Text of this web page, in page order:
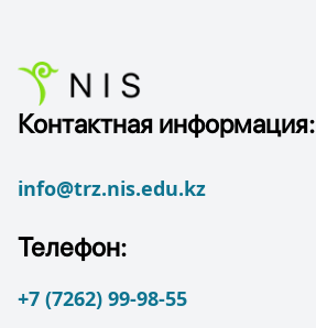
Контактная информация:
info@trz.nis.edu.kz
Телефон:
+7 (7262) 99-98-55